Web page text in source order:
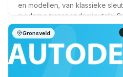
en modellen, van klassieke
moderne transpondersleutels.
voordeliger en persoonlijker
dealer.
Gronsveld